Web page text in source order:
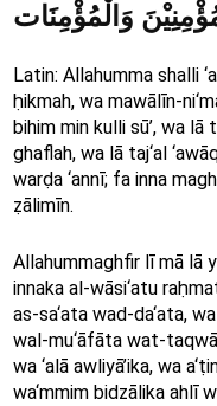
وَالْمُؤْمِنَات
Latin: Allahumma shalli
ḥikmah, wa mawālīn-
bihim min kulli sū’, wa lā
ghaflah, wa lā taj‘al
warḍa ‘annī; fa inna
ẓālimīn.
Allahummaghfir lī mā lā
innaka al-wāsi‘atu
as-sa‘ata wad-da‘ata,
wal-mu‘āfāta wat-
wa ‘alā awliyā’ika, wa
wa‘mmim bidzālika ahlī